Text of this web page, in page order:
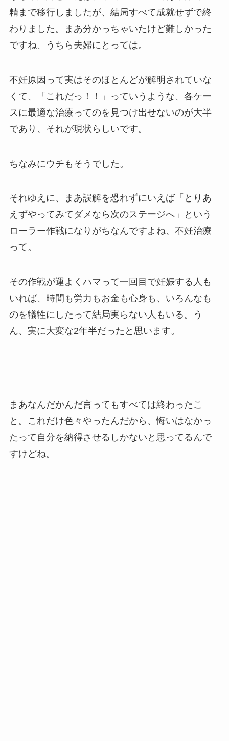
精まで移行しましたが、結局すべて成就せずで終
わりました。まあ分かっちゃいたけど難しかった
ですね、うちら夫婦にとっては。
不妊原因って実はそのほとんどが解明されていな
くて、「これだっ！！」っていうような、各ケー
スに最適な治療ってのを見つけ出せないのが大半
であり、それが現状らしいです。
ちなみにウチもそうでした。
それゆえに、まあ誤解を恐れずにいえば「とりあ
えずやってみてダメなら次のステージへ」という
ローラー作戦になりがちなんですよね、不妊治療
って。
その作戦が運よくハマって一回目で妊娠する人も
いれば、時間も労力もお金も心身も、いろんなも
のを犠牲にしたって結局実らない人もいる。う
ん、実に大変な2年半だったと思います。
まあなんだかんだ言ってもすべては終わったこ
と。これだけ色々やったんだから、悔いはなかっ
たって自分を納得させるしかないと思ってるんで
すけどね。